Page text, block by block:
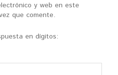
y web en este
que comente.
en dígitos: